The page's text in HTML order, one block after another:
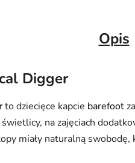
Opis
Digger
to dziecięce kapcie barefoot
na zajęciach
miały naturalną swobodę,